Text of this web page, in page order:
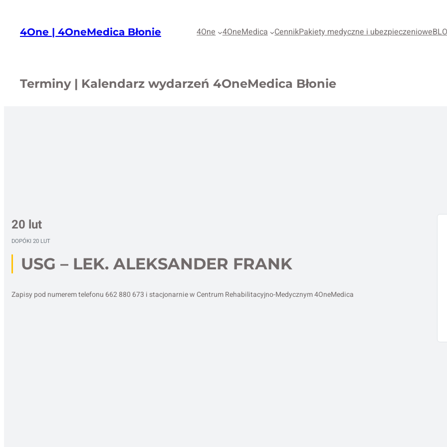
treści4One | 4OneMedica Błonie 4One 4OneMedica CennikPakiety medyczne i ubezpieczeniowe
Terminy | Kalendarz wydarzeń 4OneMedica Błonie
20 lut
DOPÓKI 20 LUT
USG – LEK. ALEKSANDER FRANK
Zapisy pod numerem telefonu 662 880 673 i stacjonarnie w Centrum Rehabilitacyjno-Medycznym 4OneMedica